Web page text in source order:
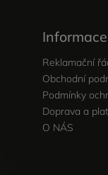
Reklamační
Obchodní
Podmínky
Doprava a
O NÁS